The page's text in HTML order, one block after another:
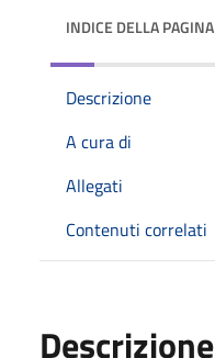
INDICE DELLA PAGINA
Descrizione
A cura di
Allegati
Contenuti correlati
Descrizione